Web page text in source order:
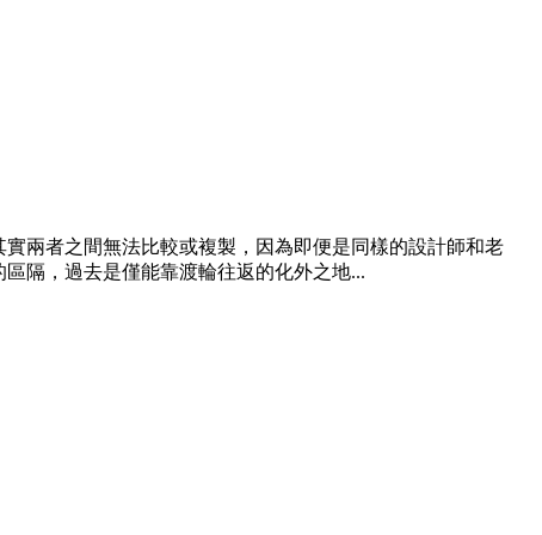
兩者之間無法比較或複製，因為即便是同樣的設計師和老
隔，過去是僅能靠渡輪往返的化外之地...